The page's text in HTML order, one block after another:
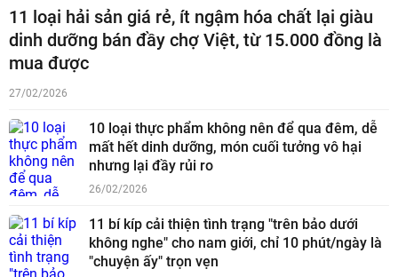
11 loại hải sản giá rẻ, ít ngậm hóa chất lại giàu
dinh dưỡng bán đầy chợ Việt, từ 15.000 đồng là
mua được
27/02/2026
10 loại thực phẩm không nên để qua đêm, dễ
mất hết dinh dưỡng, món cuối tưởng vô hại
nhưng lại đầy rủi ro
26/02/2026
11 bí kíp cải thiện tình trạng "trên bảo dưới
không nghe" cho nam giới, chỉ 10 phút/ngày là
"chuyện ấy" trọn vẹn